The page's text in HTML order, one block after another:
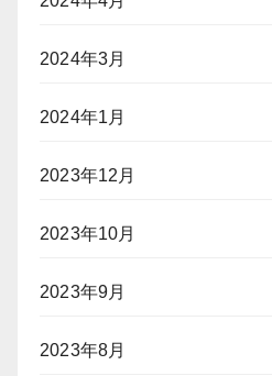
2024年3月
2024年1月
2023年12月
2023年10月
2023年9月
2023年8月